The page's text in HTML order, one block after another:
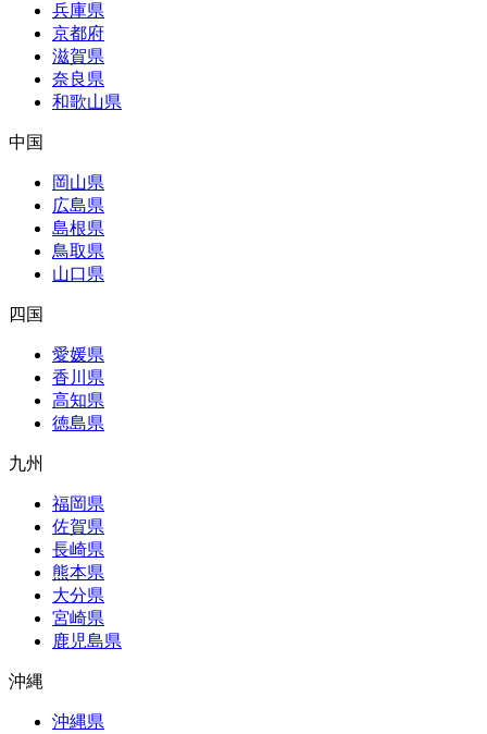
兵庫県
京都府
滋賀県
奈良県
和歌山県
中国
岡山県
広島県
島根県
鳥取県
山口県
四国
愛媛県
香川県
高知県
徳島県
九州
福岡県
佐賀県
長崎県
熊本県
大分県
宮崎県
鹿児島県
沖縄
沖縄県